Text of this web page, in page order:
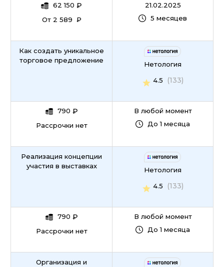
62 150 ₽
От 2 589 ₽
21.02.2025
5 месяцев
Как создать уникальное
торговое предложение
790 ₽
Рассрочки нет
Нетология
4.5
(133)
В любой момент
До 1 месяца
Реализация концепции
участия в выставках
790 ₽
Рассрочки нет
Нетология
4.5
(133)
В любой момент
До 1 месяца
Организация и